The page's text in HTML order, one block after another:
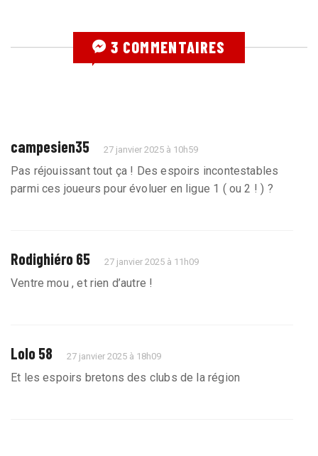
3 COMMENTAIRES
campesien35 27 janvier 2025 à 10h59
Pas réjouissant tout ça ! Des espoirs incontestables
parmi ces joueurs pour évoluer en ligue 1 ( ou 2 ! ) ?
Rodighiéro 65 27 janvier 2025 à 11h09
Ventre mou , et rien d’autre !
Lolo 58 27 janvier 2025 à 18h09
Et les espoirs bretons des clubs de la région